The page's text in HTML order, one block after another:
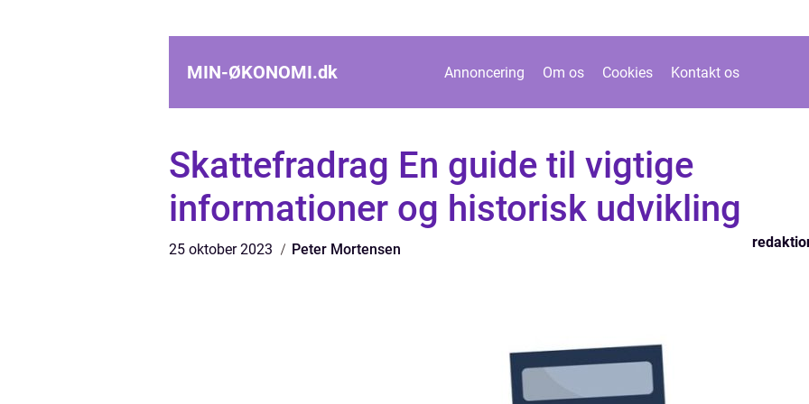
MIN-ØKONOMI.dk Annoncering Om os Cookies Kontakt os
Skattefradrag En guide til vigtige
informationer og historisk udvikling
25 oktober 2023 Peter Mortensen